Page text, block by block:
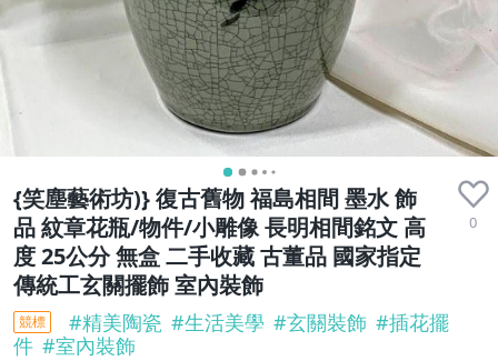
{笑塵藝術坊)} 復古舊物 福島相間 墨水 飾
品 紋章花瓶/物件/小雕像 長明相間銘文 高
度 25公分 無盒 二手收藏 古董品 國家指定
傳統工玄關擺飾 室內裝飾
0
競標 #精美陶瓷 #生活美學 #玄關裝飾 #插花擺
件 #室內裝飾